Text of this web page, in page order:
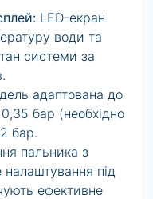
LED-екран
води та
системи за
адаптована до
бар (необхідно
бар.
пальника з
налаштування під
ефективне